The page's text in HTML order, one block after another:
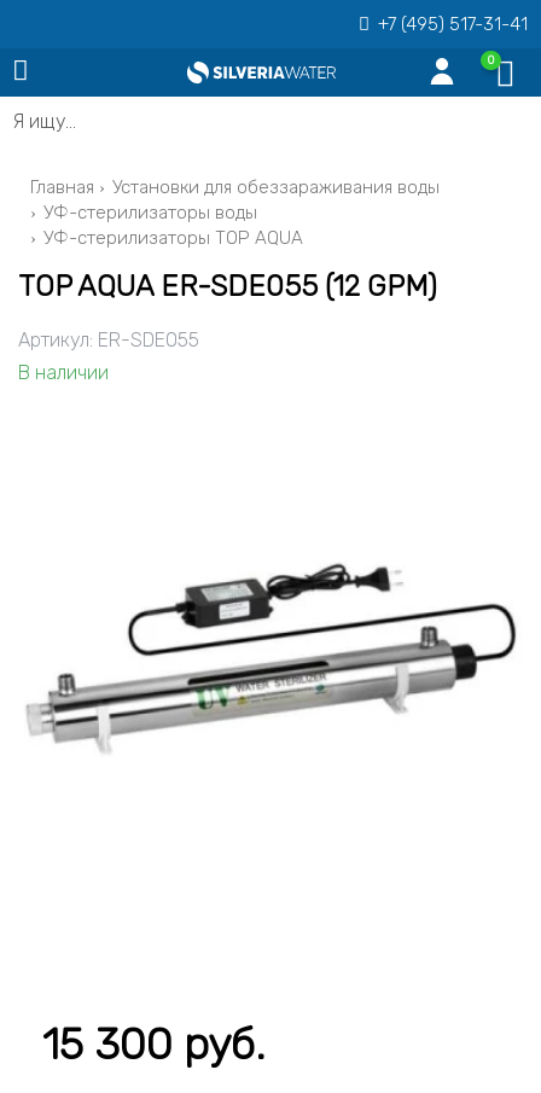
+7 (495) 517-31-41
0
Я ищу…
Главная
Установки для обеззараживания воды
УФ-стерилизаторы воды
УФ-стерилизаторы TOP AQUA
TOP AQUA ER-SDE055 (12 GPM)
Артикул: ER-SDE055
В наличии
15 300 руб.